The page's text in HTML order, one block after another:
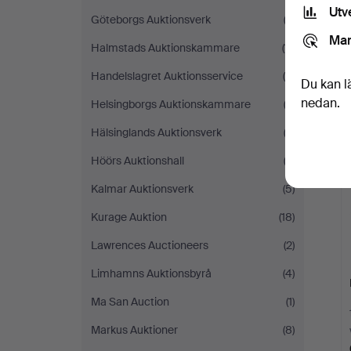
Göteborgs Auktionsverk
(3)
Halmstads Auktionskammare
(11)
Handelslagret Auktionsservice
(4)
Helsingborgs Auktionskammare
(2)
Hälsinglands Auktionsverk
(3)
Höörs Auktionshall
(3)
Kalmar Auktionsverk
(5)
Kurage Auktion
(18)
Lawrences Auctioneers
(2)
Limhamns Auktionsbyrå
(4)
Ma San Auction
(1)
Markus Auktioner
(8)
Du kan
nedan.